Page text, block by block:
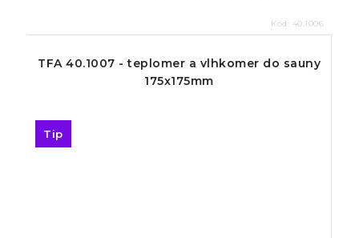
Kód: 40.1006
TFA 40.1007 - teplomer a vlhkomer do sauny
175x175mm
Tip